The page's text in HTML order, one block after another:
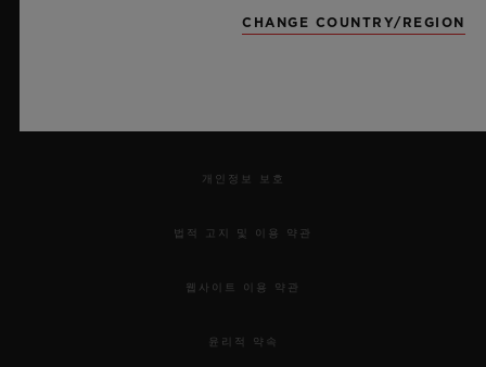
연락처
개인정보 보호
법적 고지 및 이용 약관
웹사이트 이용 약관
윤리적 약속
CHANGE COUNTRY/REGION